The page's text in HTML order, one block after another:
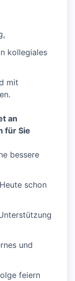
kollegiales
mit
an
für Sie
bessere
schon
und
feiern